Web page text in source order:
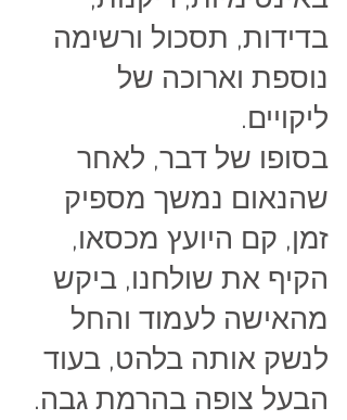
בדידות, תסכול ורשימה
נוספת וארוכה של
ליקויים.
בסופו של דבר, לאחר
שהנאום נמשך מספיק
זמן, קם היועץ מכסאו,
הקיף את שולחנו, ביקש
מהאישה לעמוד והחל
לנשק אותה בלהט, בעוד
הבעל צופה בהרמת גבה.